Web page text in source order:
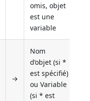
omis, objet
est une
variable
→
Nom
d’objet (si *
est spécifié)
ou Variable
(si * est